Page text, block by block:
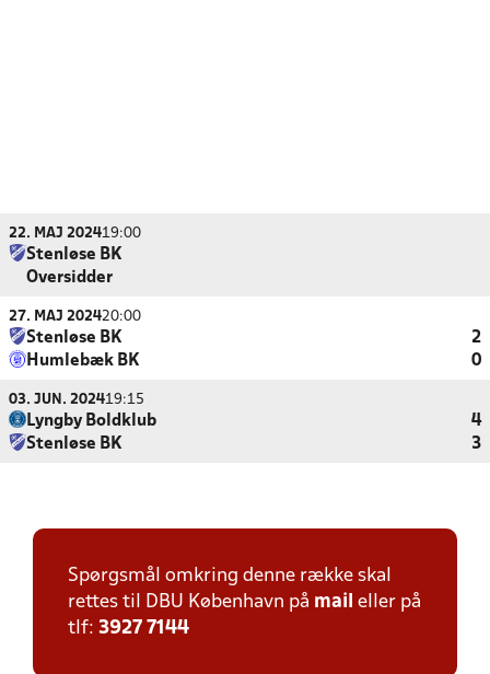
22. MAJ 202419:00
Stenløse BK
Oversidder
27. MAJ 202420:00
Stenløse BK
2
Humlebæk BK
0
03. JUN. 202419:15
Lyngby Boldklub
4
Stenløse BK
3
Spørgsmål omkring denne række skal
rettes til DBU København på mail eller på
tlf: 3927 7144